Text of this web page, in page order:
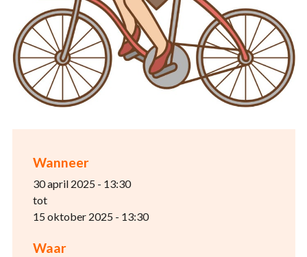
Wanneer
30 april 2025 - 13:30
tot
15 oktober 2025 - 13:30
Waar